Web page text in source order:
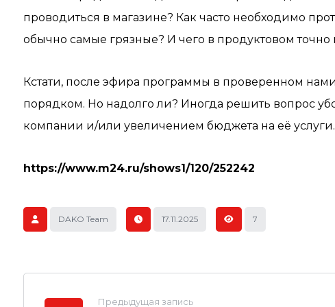
проводиться в магазине? Как часто необходимо
обычно самые грязные? И чего в продуктовом
Кстати, после эфира программы в проверенном
порядком. Но надолго ли? Иногда решить вопрос
компании и/или увеличением бюджета на её услуги.
https://www.m24.ru/shows1/120/252242
DAKO Team 17.11.2025 7
Предыдущая запись